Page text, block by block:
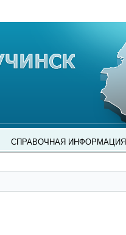
СПРАВОЧНАЯ ИНФОРМАЦИЯ